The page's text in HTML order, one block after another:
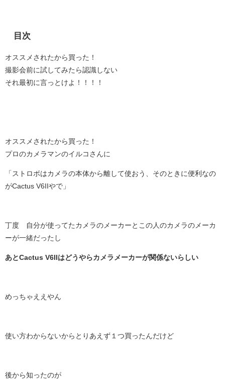
目次
オススメされたから買った！
撮影会前に試してみたら認識しない
それ最初に言っとけよ！！！！
オススメされたから買った！
プロのカメラマンのイルコさんに
「ストロボはカメラの本体から離して使おう、そのときに便利なの
がCactus V6IIやで 」
丁度 自分が使ってたカメラのメーカーとこの人のカメラのメーカ
ーが一緒だったし
あとCactus V6IIはどうやらカメラメーカーが関係ないらしい
めっちゃええやん
使い方わからないからとりあえず１つ買ったんだけど
後から知ったのが